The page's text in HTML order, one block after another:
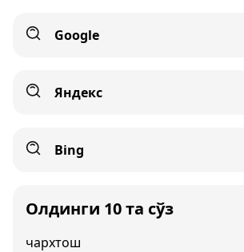
Google
Яндекс
Bing
Олдинги 10 та сўз
чархтош